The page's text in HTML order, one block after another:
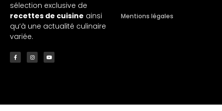
sélection exclusive de
recettes de cuisine ainsi
qu’à une actualité culinaire
variée.
Mentions légales